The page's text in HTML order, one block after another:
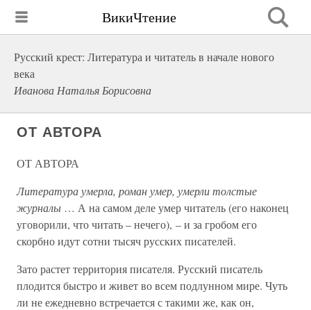
ВикиЧтение
Русский крест: Литература и читатель в начале нового
века
Иванова Наталья Борисовна
ОТ АВТОРА
ОТ АВТОРА
Литература умерла, роман умер, умерли толстые
журналы … А на самом деле умер читатель (его наконец
уговорили, что читать – нечего), – и за гробом его
скорбно идут сотни тысяч русских писателей.
Зато растет территория писателя. Русский писатель
плодится быстро и живет во всем подлунном мире. Чуть
ли не ежедневно встречается с такими же, как он,